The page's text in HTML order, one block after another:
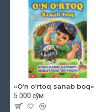
«O‘n o‘rtoq sanab boq»
5 000 сўм